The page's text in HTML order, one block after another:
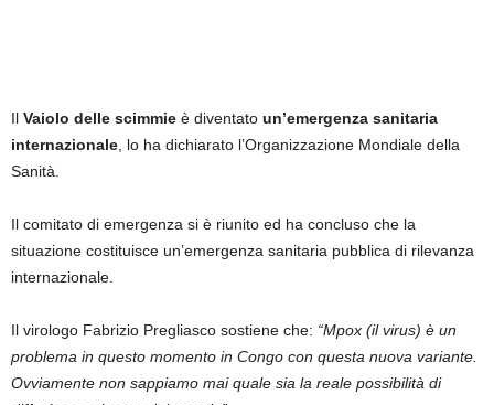
Il Vaiolo delle scimmie è diventato un’emergenza sanitaria
internazionale , lo ha dichiarato l’Organizzazione Mondiale della
Sanità.
Il comitato di emergenza si è riunito ed ha concluso che la
situazione costituisce un’emergenza sanitaria pubblica di rilevanza
internazionale.
Il virologo Fabrizio Pregliasco sostiene che: “Mpox (il virus) è un
problema in questo momento in Congo con questa nuova variante.
Ovviamente non sappiamo mai quale sia la reale possibilità di